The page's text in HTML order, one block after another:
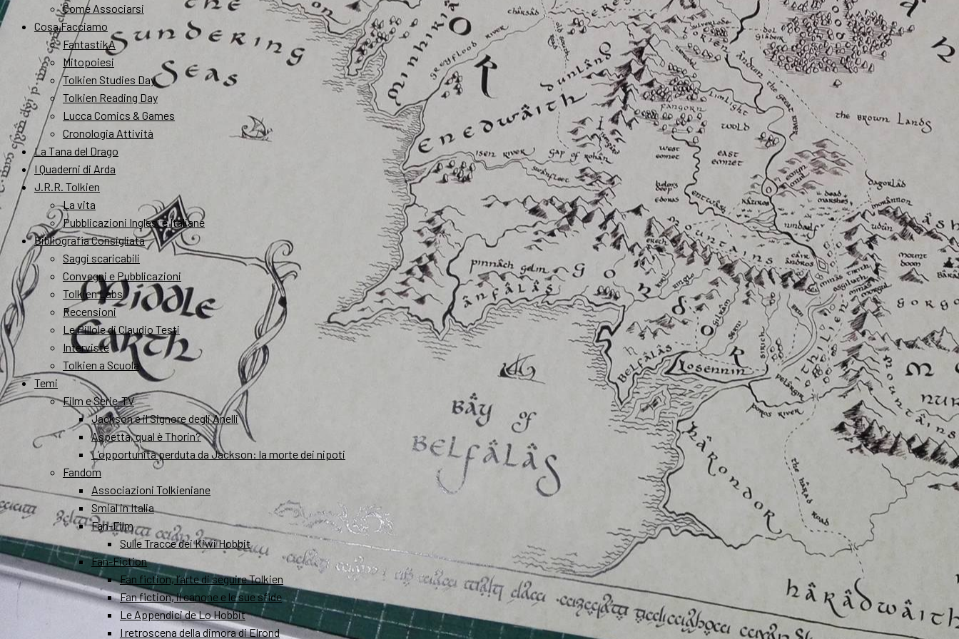
Come Associarsi
Cosa Facciamo
FantastikA
Mitopoiesi
Tolkien Studies Day
Tolkien Reading Day
Lucca Comics & Games
Cronologia Attività
La Tana del Drago
I Quaderni di Arda
J.R.R. Tolkien
La vita
Pubblicazioni Inglesi e Italiane
Bibliografia Consigliata
Saggi scaricabili
Convegni e Pubblicazioni
Tolkien Labs
Recensioni
Le Pillole di Claudio Testi
Interviste
Tolkien a Scuola
Temi
Film e Serie-TV
Jackson e il Signore degli Anelli
Aspetta, qual è Thorin?
L’opportunità perduta da Jackson: la morte dei nipoti
Fandom
Associazioni Tolkieniane
Smial in Italia
Fan-Film
Sulle Tracce dei Kiwi Hobbit
Fan-Fiction
Fan fiction, l’arte di seguire Tolkien
Fan fiction, il canone e le sue sfide
Le Appendici de Lo Hobbit
I retroscena della dimora di Elrond